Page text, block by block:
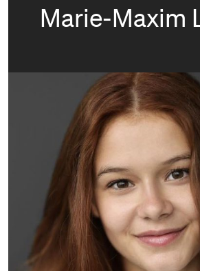
Marie-Maxim